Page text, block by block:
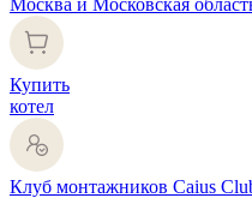
Москва и Московская
Купить
котел
Клуб монтажников Caius